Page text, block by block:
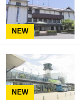
NEW
NEW